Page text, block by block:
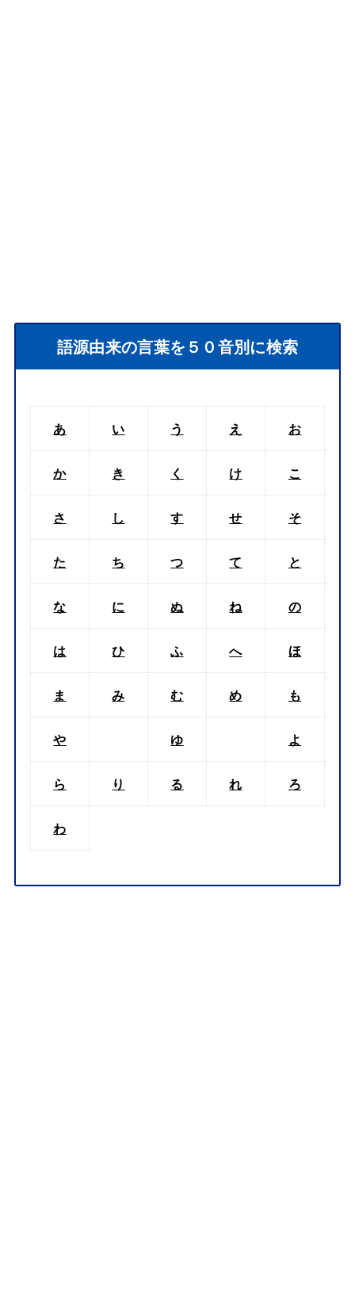
語源由来の言葉を５０音別に検索
あ い う え お
か き く け こ
さ し す せ そ
た ち つ て と
な に ぬ ね の
は ひ ふ へ ほ
ま み む め も
や ゆ よ
ら り る れ ろ
わ